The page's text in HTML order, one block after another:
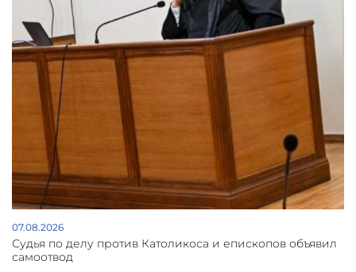
07.08.2026
Судья по делу против Католикоса и епископов объявил
самоотвод